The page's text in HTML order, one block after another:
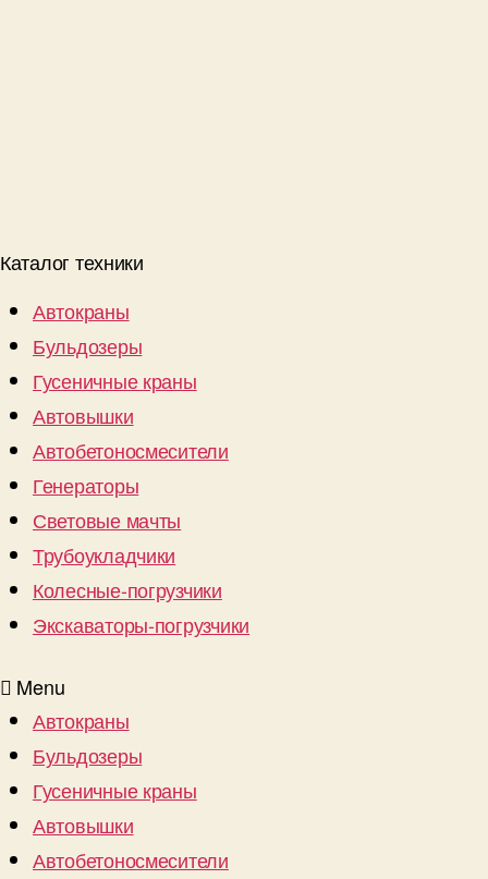
Каталог техники
Автокраны
Бульдозеры
Гусеничные краны
Автовышки
Автобетоносмесители
Генераторы
Световые мачты
Трубоукладчики
Колесные-погрузчики
Экскаваторы-погрузчики
Menu
Автокраны
Бульдозеры
Гусеничные краны
Автовышки
Автобетоносмесители